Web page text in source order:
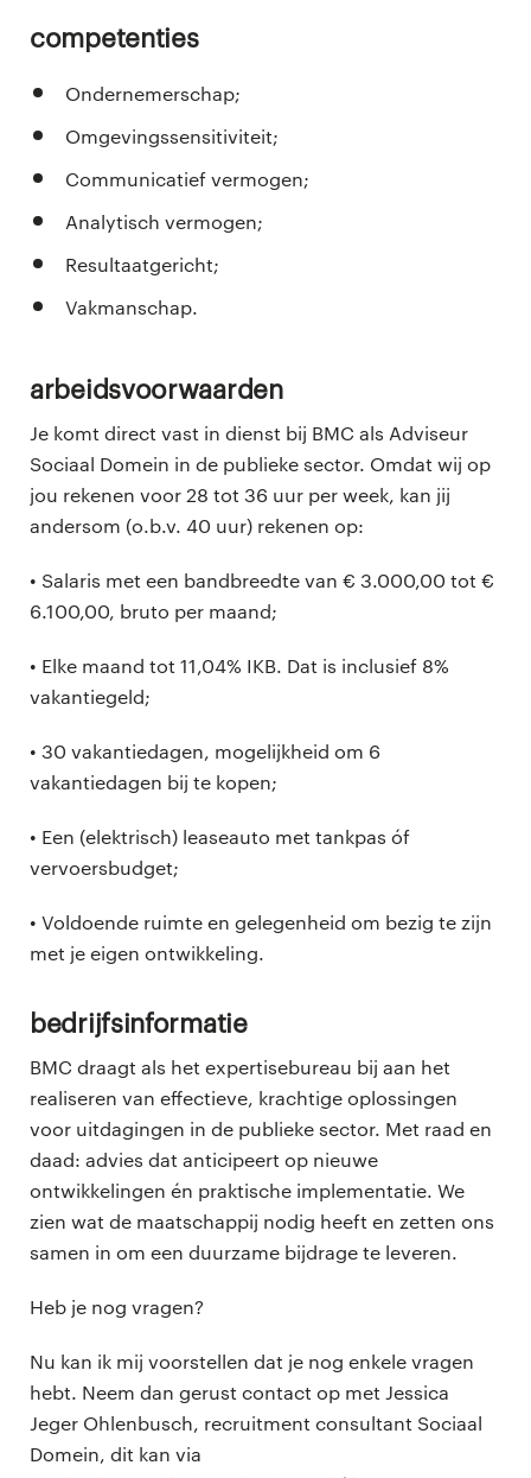
Competenties
Ondernemerschap;
Omgevingssensitiviteit;
Communicatief vermogen;
Analytisch vermogen;
Resultaatgericht;
Vakmanschap.
Arbeidsvoorwaarden
Je komt direct vast in dienst bij BMC als Adviseur
Sociaal Domein in de publieke sector. Omdat wij op
jou rekenen voor 28 tot 36 uur per week, kan jij
andersom (o.b.v. 40 uur) rekenen op:
• Salaris met een bandbreedte van € 3.000,00 tot €
6.100,00, bruto per maand;
• Elke maand tot 11,04% IKB. Dat is inclusief 8%
vakantiegeld;
• 30 vakantiedagen, mogelijkheid om 6
vakantiedagen bij te kopen;
• Een (elektrisch) leaseauto met tankpas óf
vervoersbudget;
• Voldoende ruimte en gelegenheid om bezig te zijn
met je eigen ontwikkeling.
Bedrijfsinformatie
BMC draagt als het expertisebureau bij aan het
realiseren van effectieve, krachtige oplossingen
voor uitdagingen in de publieke sector. Met raad en
daad: advies dat anticipeert op nieuwe
ontwikkelingen én praktische implementatie. We
zien wat de maatschappij nodig heeft en zetten ons
samen in om een duurzame bijdrage te leveren.
Heb je nog vragen?
Nu kan ik mij voorstellen dat je nog enkele vragen
hebt. Neem dan gerust contact op met Jessica
Jeger Ohlenbusch, recruitment consultant Sociaal
Domein, dit kan via